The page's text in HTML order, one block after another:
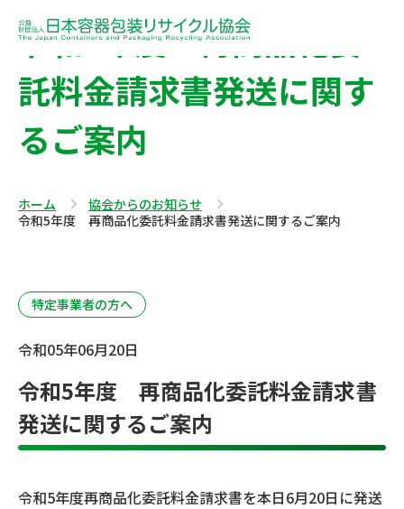
令和5年度 再商品化委
託料金請求書発送に関す
るご案内
ホーム
協会からのお知らせ
令和5年度 再商品化委託料金請求書発送に関するご案内
特定事業者の方へ
令和05年06月20日
令和5年度 再商品化委託料金請求書
発送に関するご案内
令和5年度再商品化委託料金請求書を本日6月20日に発送